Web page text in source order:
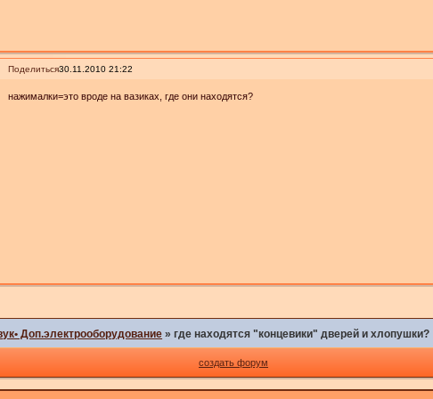
Поделиться30.11.2010 21:22
нажималки=это вроде на вазиках, где они находятся?
Доп.электрооборудование »где находятся "концевики" дверей и хлопушки?
создать форум